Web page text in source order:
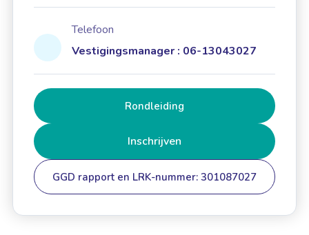
Telefoon
Vestigingsmanager : 06-13043027
Rondleiding
Inschrijven
GGD rapport en LRK-nummer: 301087027